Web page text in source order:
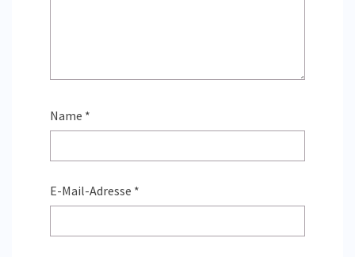
Name *
E-Mail-Adresse *